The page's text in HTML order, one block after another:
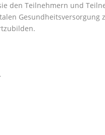
den Teilnehmern und
Gesundheitsversorgung